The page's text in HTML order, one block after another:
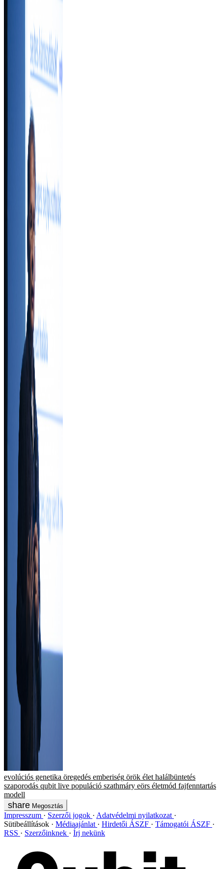
evolúciós genetika öregedés emberiség örök élet halálbüntetés
szaporodás qubit live populáció szathmáry eörs életmód fajfenntartás
modell
Megosztás
Impresszum Szerzői jogok
Adatvédelmi nyilatkozat
Sütibeállítások
Médiaajánlat Hirdetői ÁSZF
Támogatói ÁSZF
RSS
Szerzőinknek Írj nekünk